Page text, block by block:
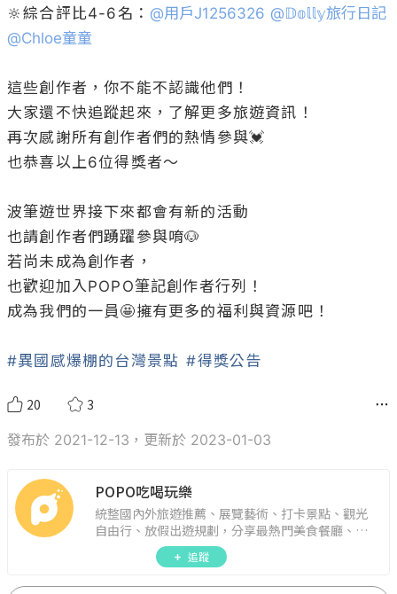
🔆綜合評比4-6名： @用戶J1256326 @𝔻𝕠𝕝𝕝𝕪旅行日記
@Chloe童童
這些創作者，你不能不認識他們！
大家還不快追蹤起來，了解更多旅遊資訊！
再次感謝所有創作者們的熱情參與💓
也恭喜以上6位得獎者～
波筆遊世界接下來都會有新的活動
也請創作者們踴躍參與唷🐶
若尚未成為創作者，
也歡迎加入POPO筆記創作者行列！
成為我們的一員🤩擁有更多的福利與資源吧！
#異國感爆棚的台灣景點 #得獎公告
20 3
發布於 2021-12-13，更新於 2023-01-03
POPO吃喝玩樂
統整國內外旅遊推薦、展覽藝術、打卡景點、觀光
自由行、放假出遊規劃，分享最熱門美食餐廳、約
會聚餐、人氣甜點、速食手搖飲、3C科技、心理測
驗、星座運勢、生活雜貨、吃喝玩樂實用資訊。
追蹤